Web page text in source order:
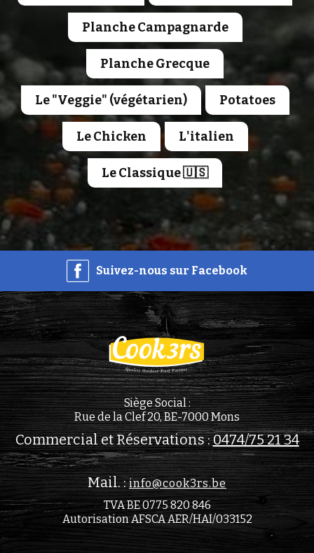
Planche Campagnarde
Planche Grecque
Le "Veggie" (végétarien) Potatoes
Le Chicken L'italien
Le Classique 🇺🇸
Suivez-nous sur Facebook
Siège Social :
Rue de la Clef 20, BE-7000 Mons
Commercial et Réservations :0474/75 21 34
Mail. :info@cook3rs.be
TVA BE 0775 820 846
Autorisation AFSCA AER/HAI/033152